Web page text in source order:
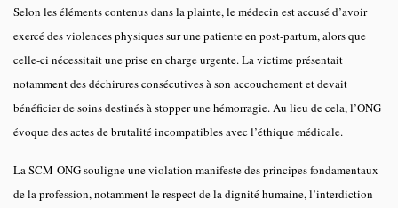
Selon les éléments contenus dans la plainte, le médecin est accusé d’avoir
exercé des violences physiques sur une patiente en post-partum, alors que
celle-ci nécessitait une prise en charge urgente. La victime présentait
notamment des déchirures consécutives à son accouchement et devait
bénéficier de soins destinés à stopper une hémorragie. Au lieu de cela, l’ONG
évoque des actes de brutalité incompatibles avec l’éthique médicale.
La SCM-ONG souligne une violation manifeste des principes fondamentaux
de la profession, notamment le respect de la dignité humaine, l’interdiction